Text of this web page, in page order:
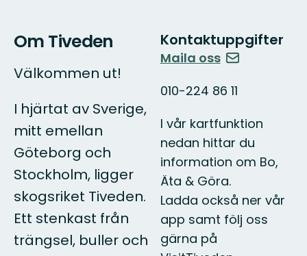
Om Tiveden
Välkommen ut!
I hjärtat av Sverige,
mitt emellan
Göteborg och
Stockholm, ligger
skogsriket Tiveden.
Ett stenkast från
trängsel, buller och
Kontaktuppgifter
Maila oss
010-224 86 11
I vår kartfunktion
nedan hittar du
information om Bo,
Äta & Göra.
Ladda också ner vår
app samt följ oss
gärna på